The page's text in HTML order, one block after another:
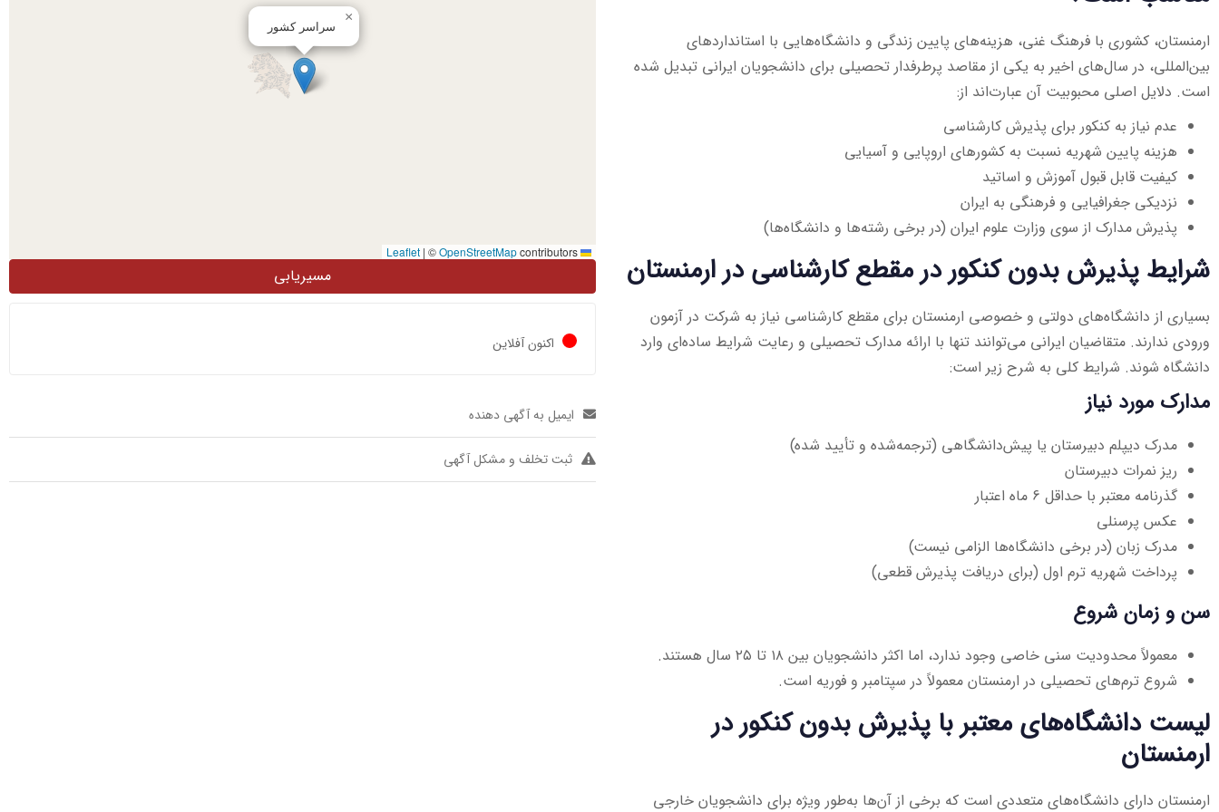
ارمنستان، کشوری با فرهنگ غنی، هزینه‌های پایین زندگی و دانشگاه‌هایی با استانداردهای
بین‌المللی، در سال‌های اخیر به یکی از مقاصد پرطرفدار تحصیلی برای دانشجویان ایرانی تبدیل شده
است. دلایل اصلی محبوبیت آن عبارت‌اند از:
عدم نیاز به کنکور برای پذیرش کارشناسی
هزینه پایین شهریه نسبت به کشورهای اروپایی و آسیایی
کیفیت قابل قبول آموزش و اساتید
نزدیکی جغرافیایی و فرهنگی به ایران
پذیرش مدارک از سوی وزارت علوم ایران (در برخی رشته‌ها و دانشگاه‌ها)
شرایط پذیرش بدون کنکور در مقطع کارشناسی در ارمنستان
بسیاری از دانشگاه‌های دولتی و خصوصی ارمنستان برای مقطع کارشناسی نیاز به شرکت در آزمون
ورودی ندارند. متقاضیان ایرانی می‌توانند تنها با ارائه مدارک تحصیلی و رعایت شرایط ساده‌ای وارد
دانشگاه شوند. شرایط کلی به شرح زیر است:
مدارک مورد نیاز
مدرک دیپلم دبیرستان یا پیش‌دانشگاهی (ترجمه‌شده و تأیید شده)
ریز نمرات دبیرستان
گذرنامه معتبر با حداقل 6 ماه اعتبار
عکس پرسنلی
مدرک زبان (در برخی دانشگاه‌ها الزامی نیست)
پرداخت شهریه ترم اول (برای دریافت پذیرش قطعی)
سن و زمان شروع
معمولاً محدودیت سنی خاصی وجود ندارد، اما اکثر دانشجویان بین ۱۸ تا ۲۵ سال هستند.
شروع ترم‌های تحصیلی در ارمنستان معمولاً در سپتامبر و فوریه است.
لیست دانشگاه‌های معتبر با پذیرش بدون کنکور در
ارمنستان
ارمنستان دارای دانشگاه‌های متعددی است که برخی از آن‌ها به‌طور ویژه برای دانشجویان خارجی
سراسر کشور
×
| ©OpenStreetMapcontributors
مسیریابی
اکنون آفلاین
ایمیل به آگهی دهنده
ثبت تخلف و مشکل آگهی